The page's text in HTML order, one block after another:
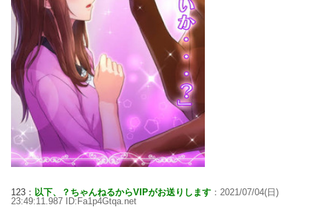
123： 以下、？ちゃんねるからVIPがお送りします ：2021/07/04(日)
23:49:11.987 ID:Fa1p4Gtqa.net